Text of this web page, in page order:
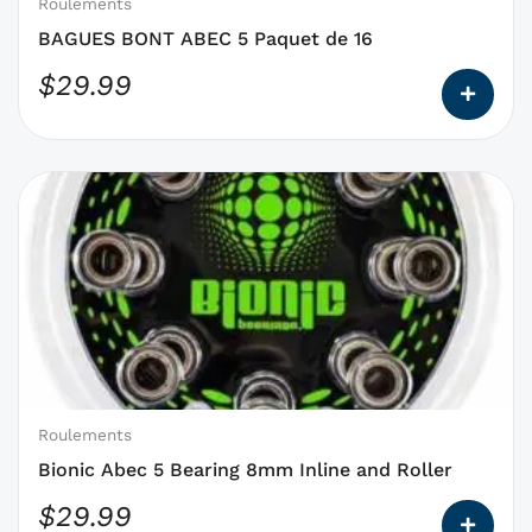
Roulements
BAGUES BONT ABEC 5 Paquet de 16
$29.99
sur
page
Roulements
Bionic Abec 5 Bearing 8mm Inline and Roller
$29.99
Ce
produit
des
options
peuvent
choisies
sur
page